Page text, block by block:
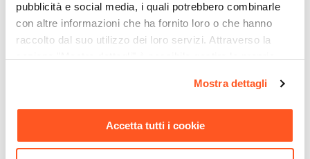
pubblicità e social media, i quali potrebbero combinarle
con altre informazioni che ha fornito loro o che hanno
raccolto dal suo utilizzo dei loro servizi. Attraverso la
momento. Per maggiori informazioni si invita a leggere la
Mostra dettagli
Accetta tutti i cookie